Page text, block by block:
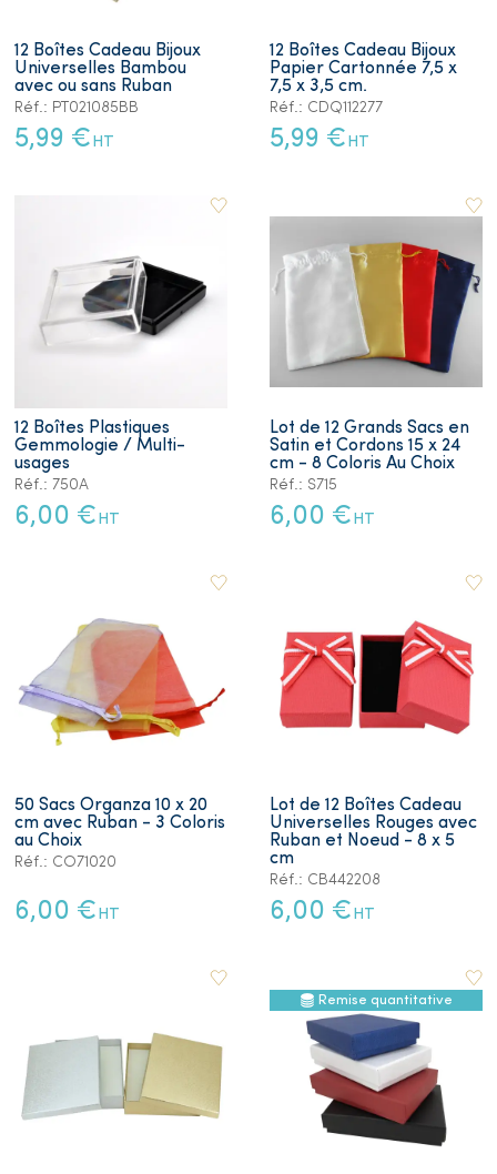
12 Boîtes Cadeau Bijoux
Universelles Bambou
avec ou sans Ruban
Réf.: PT021085BB
5,99 € HT
12 Boîtes Cadeau Bijoux
Papier Cartonnée 7,5 x
7,5 x 3,5 cm.
Réf.: CDQ112277
5,99 € HT
12 Boîtes Plastiques
Gemmologie / Multi-
usages
Réf.: 750A
6,00 € HT
Lot de 12 Grands Sacs en
Satin et Cordons 15 x 24
cm - 8 Coloris Au Choix
Réf.: S715
6,00 € HT
50 Sacs Organza 10 x 20
cm avec Ruban - 3 Coloris
au Choix
Réf.: CO71020
6,00 € HT
Lot de 12 Boîtes Cadeau
Universelles Rouges avec
Ruban et Noeud - 8 x 5
cm
Réf.: CB442208
6,00 € HT
Remise quantitative